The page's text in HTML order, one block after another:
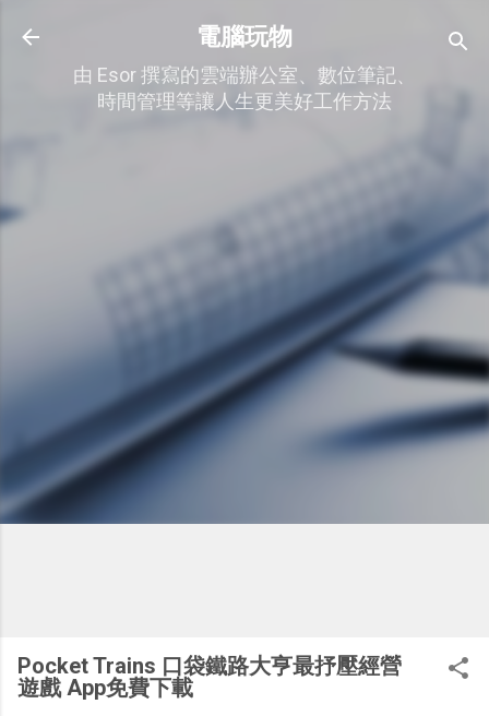
跳到主要內容
電腦玩物
由 Esor 撰寫的雲端辦公室、數位筆記、
時間管理等讓人生更美好工作方法
Pocket Trains 口袋鐵路大亨最抒壓經營
遊戲 App免費下載